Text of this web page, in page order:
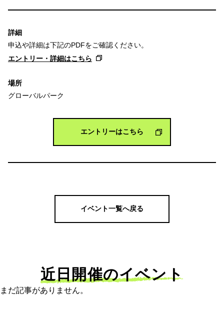
詳細
申込や詳細は下記のPDFをご確認ください。
エントリー・詳細はこちら
場所
グローバルパーク
エントリーはこちら
イベント一覧へ戻る
近日開催のイベント
まだ記事がありません。